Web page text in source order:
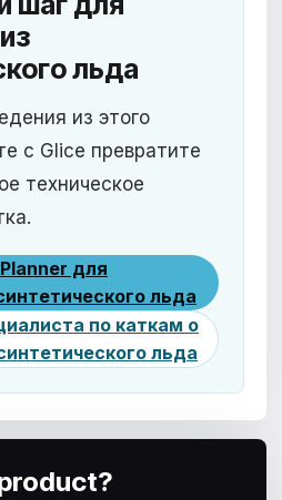
льда
из этого
с Glice превратите
техническое
для
льда
по каткам о
льда